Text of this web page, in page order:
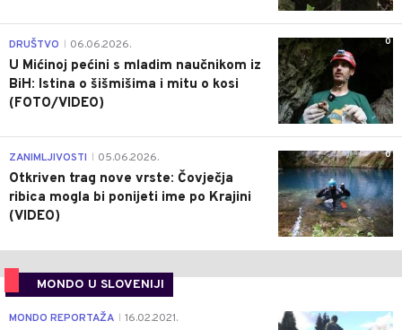
0
DRUŠTVO 06.06.2026.
U Mićinoj pećini s mladim naučnikom iz
BiH: Istina o šišmišima i mitu o kosi
(FOTO/VIDEO)
0
ZANIMLJIVOSTI 05.06.2026.
Otkriven trag nove vrste: Čovječja
ribica mogla bi ponijeti ime po Krajini
(VIDEO)
MONDO U SLOVENIJI
4
MONDO REPORTAŽA 16.02.2021.